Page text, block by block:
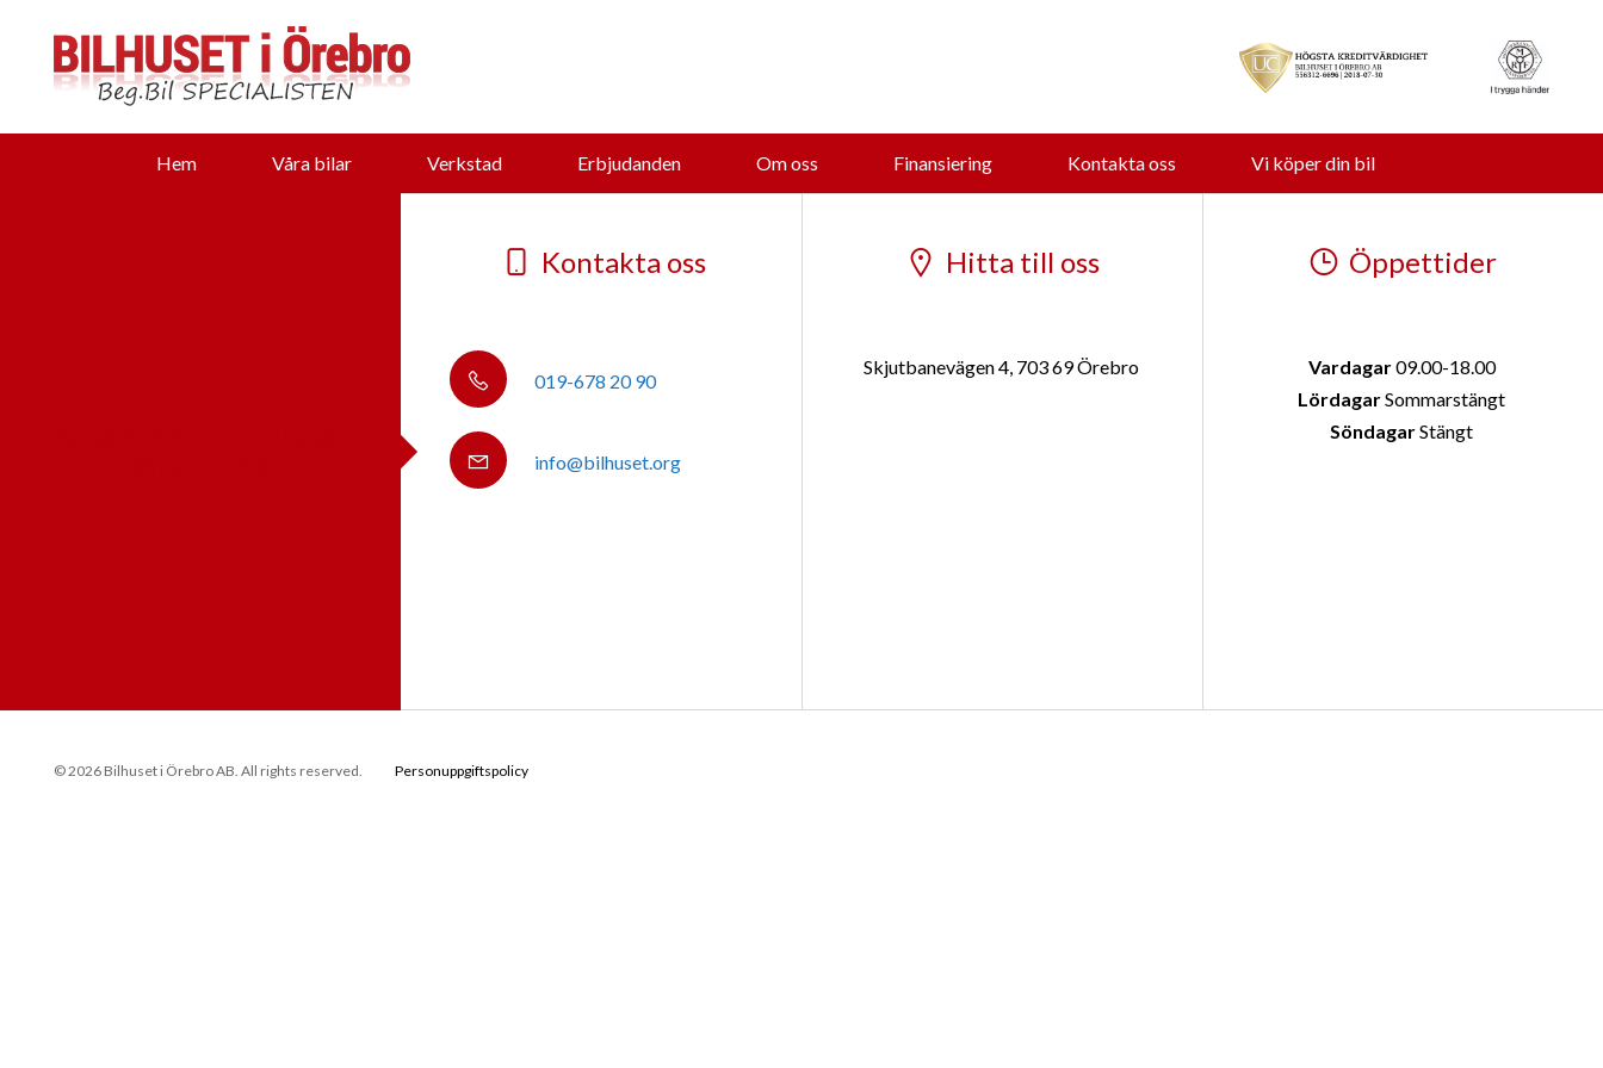
Hem Våra bilar Verkstad Erbjudanden Om oss Finansiering Kontakta oss Vi köper din bil
Kontakta oss
019-678 20 90
info@bilhuset.org
Hitta till oss
Skjutbanevägen 4, 703 69 Örebro
Öppettider
Vardagar09.00-18.00
LördagarSommarstängt
SöndagarStängt
© 2026 Bilhuset i Örebro AB. All rights reserved. Personuppgiftspolicy